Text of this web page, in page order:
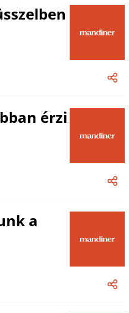
érzi
a